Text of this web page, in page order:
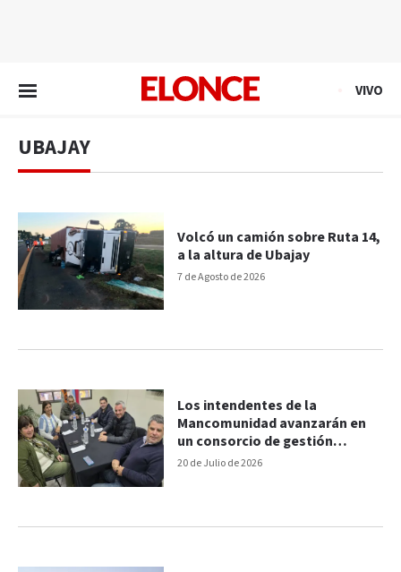
VIVO
UBAJAY
7 de Agosto de 2026
Volcó un camión sobre Ruta 14,
a la altura de Ubajay
20 de Julio de 2026
Los intendentes de la
Mancomunidad avanzarán en
un consorcio de gestión
regional de los residuos